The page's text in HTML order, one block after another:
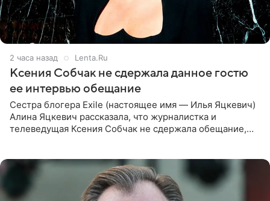
2 часа назад Lenta.Ru
Ксения Собчак не сдержала данное гостю
ее интервью обещание
Сестра блогера Exile (настоящее имя — Илья Яцкевич)
Алина Яцкевич рассказала, что журналистка и
телеведущая Ксения Собчак не сдержала обещание,